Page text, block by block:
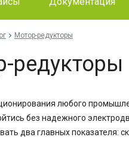
Мотор-редукторы
редукторы
любого
без надежного
два главных показателя: